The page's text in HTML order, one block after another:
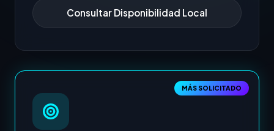
Consultar Disponibilidad Local
MÁS SOLICITADO